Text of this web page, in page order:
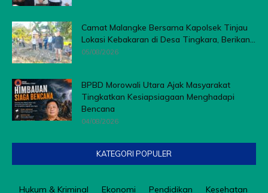
Camat Malangke Bersama Kapolsek Tinjau
Lokasi Kebakaran di Desa Tingkara, Berikan...
05/08/2026
BPBD Morowali Utara Ajak Masyarakat
Tingkatkan Kesiapsiagaan Menghadapi
Bencana
04/08/2026
KATEGORI POPULER
Hukum & Kriminal Ekonomi Pendidikan Kesehatan